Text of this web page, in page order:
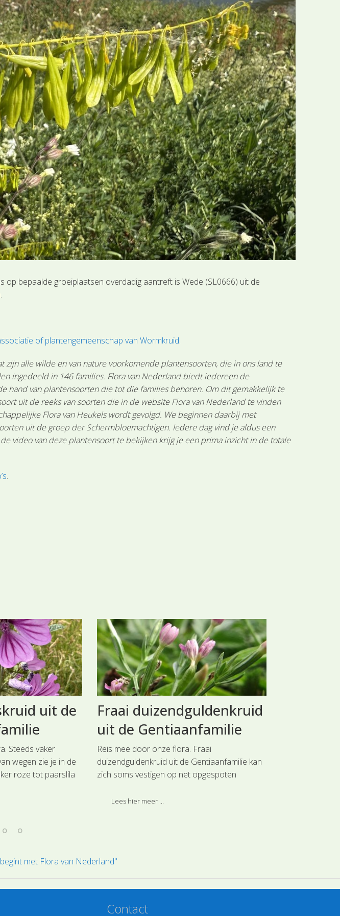
bepaalde groeiplaatsen overdadig aantreft is Wede (SL0666) uit de
.
of plantengemeenschap van Wormkruid.
alle wilde en van nature voorkomende plantensoorten, die in ons land te
ingedeeld in 146 families. Flora van Nederland biedt iedereen de
hand van plantensoorten die tot die families behoren. Om dit gemakkelijk te
uit de reeks van soorten die in de website Flora van Nederland te vinden
Flora van Heukels wordt gevolgd. We beginnen daarbij met
uit de groep der Schermbloemachtigen. Iedere dag vind je aldus een
video van deze plantensoort te bekijken krijg je een prima inzicht in de totale
.
uit de
Steeds vaker
wegen zie je in de
roze tot paarslila
Fraai duizendguldenkruid
uit de Gentiaanfamilie
Reis mee door onze flora. Fraai
duizendguldenkruid uit de Gentiaanfamilie kan
zich soms vestigen op net opgespoten
aangelegde gebieden die zich tot natuurgebied
Lees hier meer ...
met Flora van Nederland"
Contact